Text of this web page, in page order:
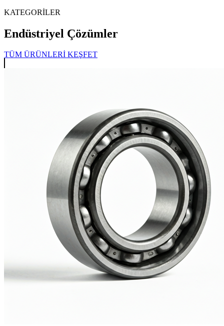
KATEGORİLER
Endüstriyel Çözümler
TÜM ÜRÜNLERİ KEŞFET